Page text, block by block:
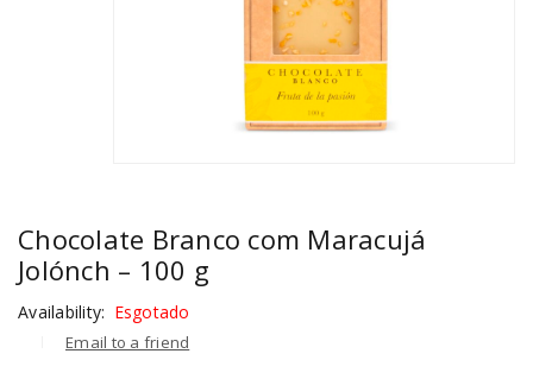
Chocolate Branco com Maracujá
Jolónch – 100 g
Availability: Esgotado
Email to a friend